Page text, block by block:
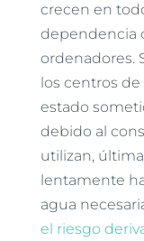
crecen en
dependencia
ordenadores.
los centros
estado
debido al
utilizan,
lentamente
agua
el riesgo